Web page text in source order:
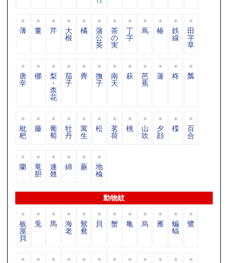
薄 董 芹 大
根
橘 蒲
公
英
茶
の
実
丁
字
蔦 椿 鉄
線
田
字
草
唐
辛
梛 梨
・
柰
花
茄
子
薺 撫
子
南
天
萩 芭
蕉
蓮 柊 瓢
枇
杷
藤 葡
萄
牡
丹
寓
生
松 茗
荷
桃 山
吹
夕
顔
楪 百
合
蘭 竜
胆
連
翹
綿 蕨 地
楡
動物紋
板
屋
貝
兎 馬 海
老
鴛
鴦
貝 蟹 亀 烏 雁 蝙
蝠
鷺